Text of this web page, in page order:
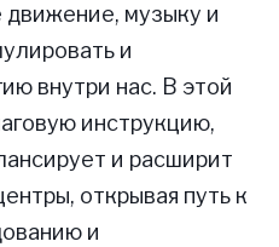
движение, музыку и
и
внутри нас. В этой
инструкцию,
и расширит
открывая путь к
и